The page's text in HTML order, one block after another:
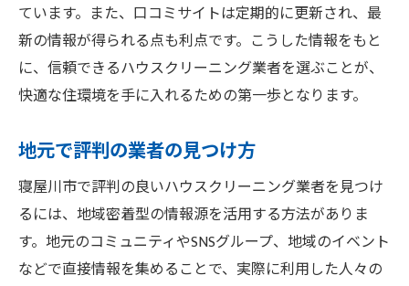
ています。また、口コミサイトは定期的に更新され、最
新の情報が得られる点も利点です。こうした情報をもと
に、信頼できるハウスクリーニング業者を選ぶことが、
快適な住環境を手に入れるための第一歩となります。
地元で評判の業者の見つけ方
寝屋川市で評判の良いハウスクリーニング業者を見つけ
るには、地域密着型の情報源を活用する方法がありま
す。地元のコミュニティやSNSグループ、地域のイベント
などで直接情報を集めることで、実際に利用した人々の